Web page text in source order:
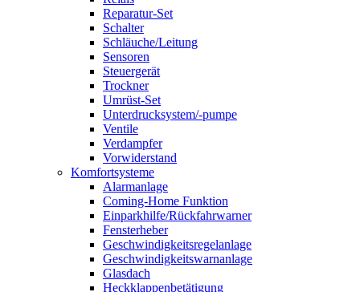
Reparatur-Set
Schalter
Schläuche/Leitung
Sensoren
Steuergerät
Trockner
Umrüst-Set
Unterdrucksystem/-pumpe
Ventile
Verdampfer
Vorwiderstand
Komfortsysteme
Alarmanlage
Coming-Home Funktion
Einparkhilfe/Rückfahrwarner
Fensterheber
Geschwindigkeitsregelanlage
Geschwindigkeitswarnanlage
Glasdach
Heckklappenbetätigung